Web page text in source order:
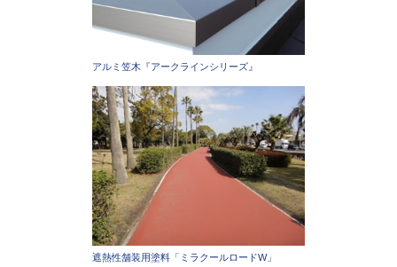
アルミ笠木『アークラインシリーズ』
遮熱性舗装用塗料「ミラクールロードW」